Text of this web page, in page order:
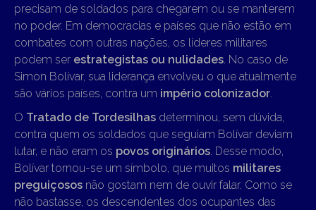
precisam de soldados para chegarem ou se manterem
no poder. Em democracias e países que não estão em
combates com outras nações, os líderes militares
podem ser estrategistas ou nulidades. No caso de
Simon Bolívar, sua liderança envolveu o que atualmente
são vários países, contra um império colonizador.
O Tratado de Tordesilhas determinou, sem dúvida,
contra quem os soldados que seguiam Bolívar deviam
lutar, e não eram os povos originários. Desse modo,
Bolívar tornou-se um símbolo, que muitos militares
preguiçosos não gostam nem de ouvir falar. Como se
não bastasse, os descendentes dos ocupantes das